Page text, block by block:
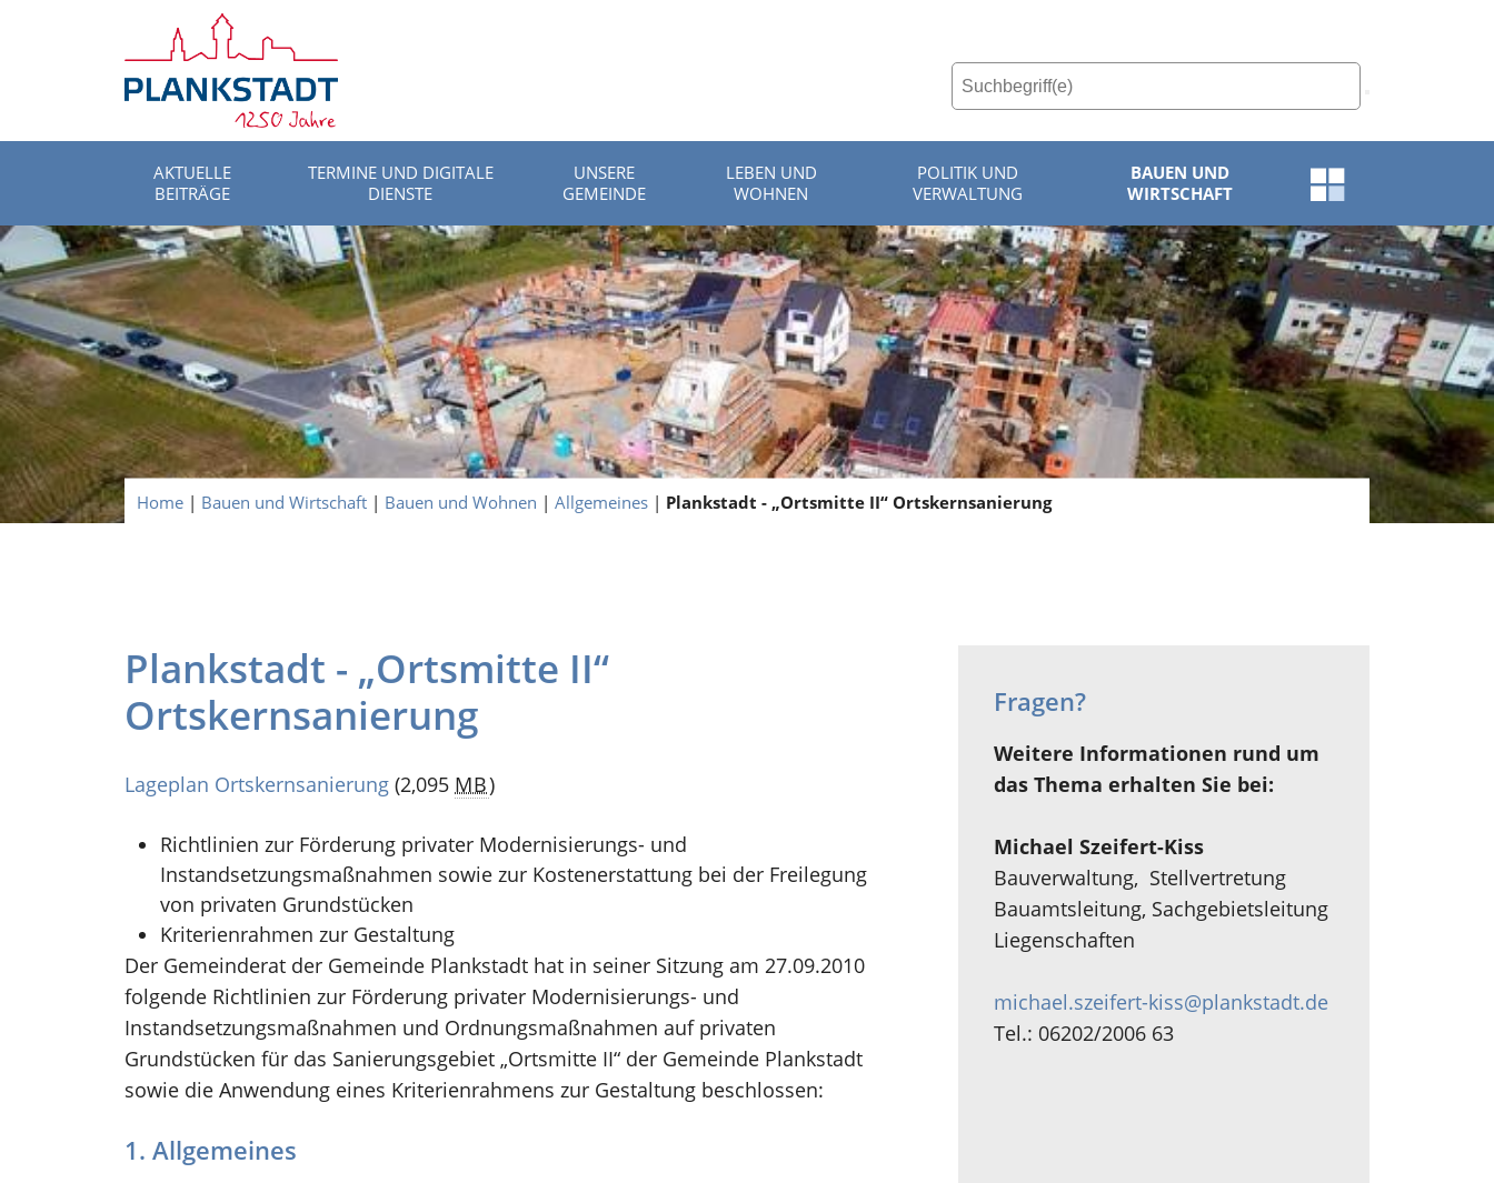
AKTUELLE
BEITRÄGE
TERMINE UND DIGITALE
DIENSTE
UNSERE
GEMEINDE
LEBEN UND
WOHNEN
POLITIK UND
VERWALTUNG
BAUEN UND
WIRTSCHAFT
Schnellzugriff-
Menü
öffnen
Home | Bauen und Wirtschaft | Bauen und Wohnen |Allgemeines | Plankstadt - „Ortsmitte II“ Ortskernsanierung
Plankstadt - „Ortsmitte II“
Ortskernsanierung
Lageplan Ortskernsanierung (2,095 MB)
Richtlinien zur Förderung privater Modernisierungs- und
Instandsetzungsmaßnahmen sowie zur Kostenerstattung bei der Freilegung
von privaten Grundstücken
Kriterienrahmen zur Gestaltung
Der Gemeinderat der Gemeinde Plankstadt hat in seiner Sitzung am 27.09.2010
folgende Richtlinien zur Förderung privater Modernisierungs- und
Instandsetzungsmaßnahmen und Ordnungsmaßnahmen auf privaten
Grundstücken für das Sanierungsgebiet „Ortsmitte II“ der Gemeinde Plankstadt
sowie die Anwendung eines Kriterienrahmens zur Gestaltung beschlossen:
1. Allgemeines
Fragen?
Weitere Informationen rund um
das Thema erhalten Sie bei:
Michael Szeifert-Kiss
Bauverwaltung, Stellvertretung
Bauamtsleitung, Sachgebietsleitung
Liegenschaften
michael.szeifert-kiss@plankstadt.de
Tel.: 06202/2006 63